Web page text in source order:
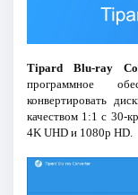
Tipard Blu-ray
программное
конвертировать
качеством 1:1 с 30-
4K UHD и 1080p HD.